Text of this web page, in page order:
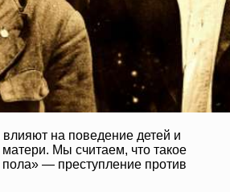
на поведение детей и
Мы считаем, что такое
— преступление против